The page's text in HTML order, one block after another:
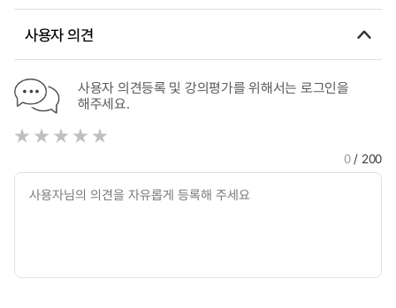
사용자 의견
사용자 의견등록 및 강의평가를 위해서는 로그인을
해주세요.
0/ 200